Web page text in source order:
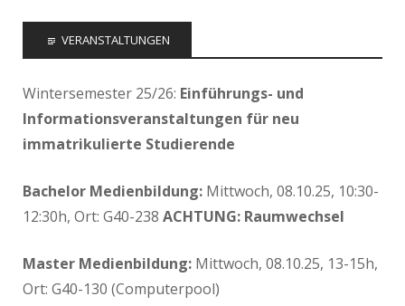
VERANSTALTUNGEN
Wintersemester 25/26: Einführungs- und
Informationsveranstaltungen für neu
immatrikulierte Studierende
Bachelor Medienbildung: Mittwoch, 08.10.25, 10:30-
12:30h, Ort: G40-238 ACHTUNG: Raumwechsel
Master Medienbildung: Mittwoch, 08.10.25, 13-15h,
Ort: G40-130 (Computerpool)